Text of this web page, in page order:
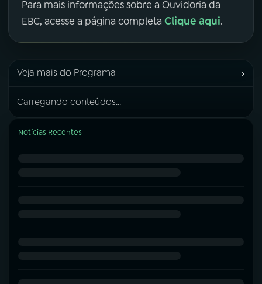
Para mais informações sobre a Ouvidoria da
EBC, acesse a página completa Clique aqui.
Veja mais do Programa ›
Carregando conteúdos...
Notícias Recentes